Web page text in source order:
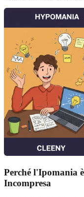
Perché l'Ipomania
Incompresa